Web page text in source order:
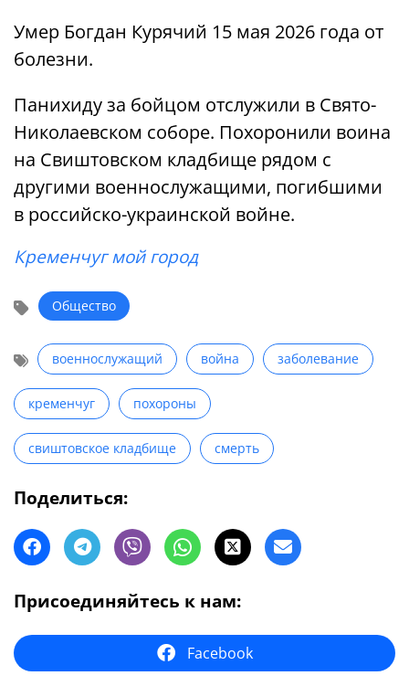
Умер Богдан Курячий 15 мая 2026 года от
болезни.
Панихиду за бойцом отслужили в Свято-
Николаевском соборе. Похоронили воина
на Свиштовском кладбище рядом с
другими военнослужащими, погибшими
в российско-украинской войне.
Кременчуг мой город
Общество
военнослужащий война заболевание
кременчуг похороны
свиштовское кладбище смерть
Поделиться:
Присоединяйтесь к нам:
Facebook